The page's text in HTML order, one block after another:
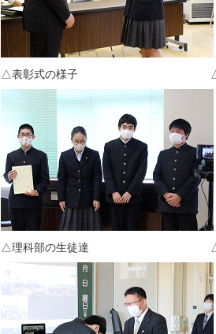
△表彰式の様子 △作文・
△理科部の生徒達 △商業